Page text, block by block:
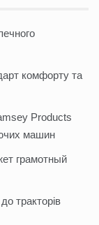
комфорту та
Products
машин
грамотный
тракторів